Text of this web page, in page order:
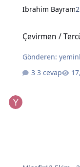
Ibrahim Bayram
Çevirmen /
Gönderen:
3 cevap